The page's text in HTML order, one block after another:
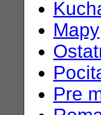
Mapy
Pre